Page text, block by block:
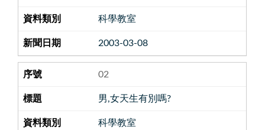
科學教室
2003-03-08
02
男,女天生有別嗎?
科學教室